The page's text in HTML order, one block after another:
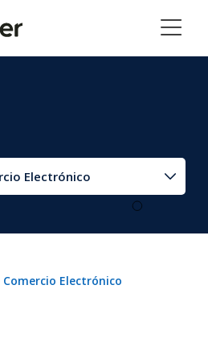
Electrónico
Comercio Electrónico